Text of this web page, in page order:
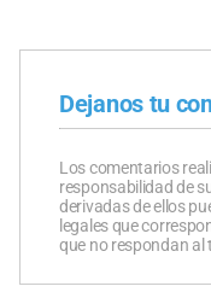
Dejanos tu
Los comentarios
responsabilidad de
derivadas de ellos
legales que
que no respondan